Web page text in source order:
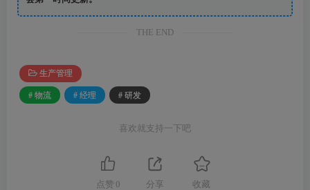
THE END
生产管理
# 物流 # 经理 # 研发
喜欢就支持一下吧
点赞 0 分享 收藏